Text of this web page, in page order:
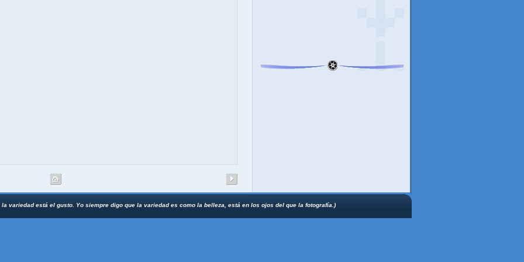
la variedad está el gusto. Yo siempre digo que la variedad es como la belleza, está en los ojos del que la fotografía.)